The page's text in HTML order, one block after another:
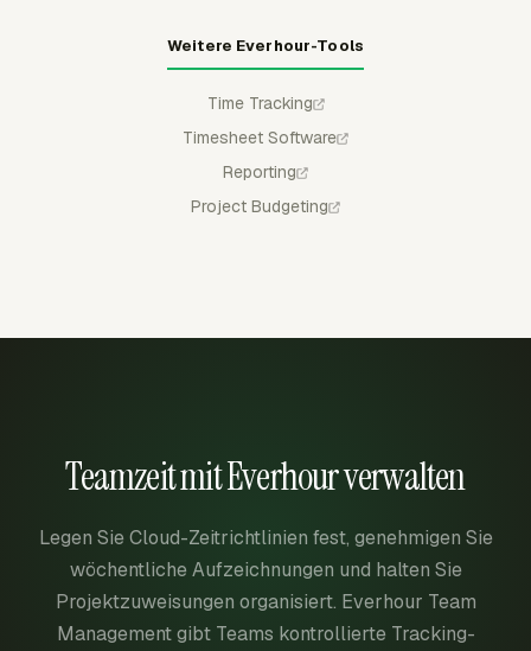
Weitere Everhour-Tools
Time Tracking
Timesheet Software
Reporting
Project Budgeting
Teamzeit mit Everhour verwalten
Legen Sie Cloud-Zeitrichtlinien fest, genehmigen Sie
wöchentliche Aufzeichnungen und halten Sie
Projektzuweisungen organisiert. Everhour Team
Management gibt Teams kontrollierte Tracking-